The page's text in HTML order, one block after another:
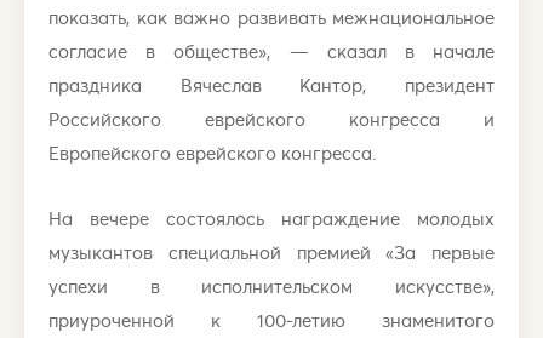
показать, как важно развивать межнациональное
согласие в обществе», — сказал в начале
праздника Вячеслав Кантор, президент
Российского еврейского конгресса и
Европейского еврейского конгресса.
На вечере состоялось награждение молодых
музыкантов специальной премией «За первые
успехи в исполнительском искусстве»,
приуроченной к 100-летию знаменитого